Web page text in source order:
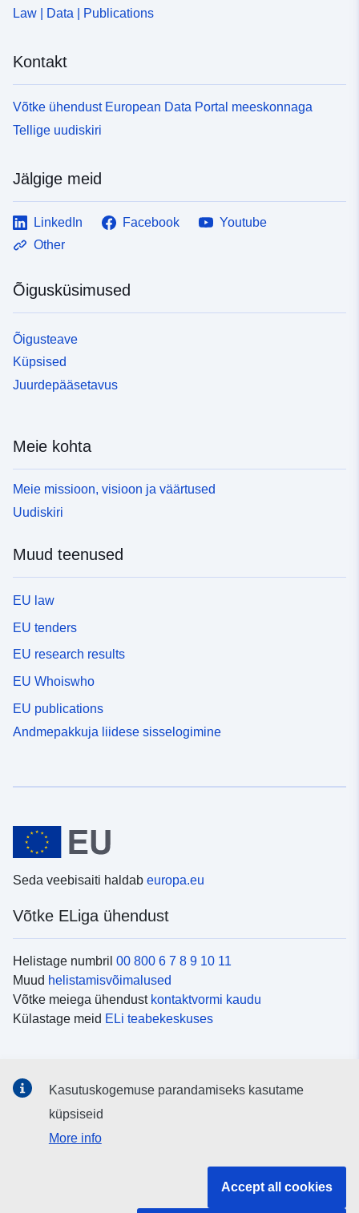
Law | Data | Publications
Kontakt
Võtke ühendust European Data Portal meeskonnaga
Tellige uudiskiri
Jälgige meid
LinkedIn Facebook
Youtube
Other
Õigusküsimused
Õigusteave
Küpsised
Juurdepääsetavus
Meie kohta
Meie missioon, visioon ja väärtused
Uudiskiri
Muud teenused
EU law
EU tenders
EU research results
EU Whoiswho
EU publications
Andmepakkuja liidese sisselogimine
Seda veebisaiti haldab europa.eu
Võtke ELiga ühendust
Helistage numbril 00 800 6 7 8 9 10 11
Muud helistamisvõimalused
Võtke meiega ühendust kontaktvormi kaudu
Külastage meid ELi teabekeskuses
Otsige ELi teavet
ELi institutsioonid ja asutused
Kasutuskogemuse parandamiseks kasutame
küpsiseid
More info
Accept all cookies